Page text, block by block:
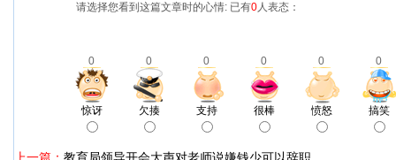
请选择您看到这篇文章时的心情: 已有0人表态：
0 0 0 0 0 0
惊讶 欠揍 支持 很棒 愤怒 搞笑